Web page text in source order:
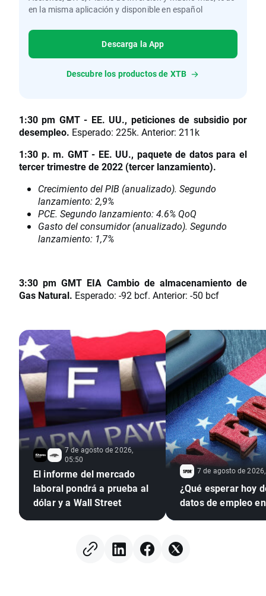
en la misma aplicación y disponible en español
Descarga la App
Descubre los productos de XTB
1:30 pm GMT - EE. UU., peticiones de subsidio por
desempleo. Esperado: 225k. Anterior: 211k
1:30 p. m. GMT - EE. UU., paquete de datos para el
tercer trimestre de 2022 (tercer lanzamiento).
Crecimiento del PIB (anualizado). Segundo
lanzamiento: 2,9%
PCE. Segundo lanzamiento: 4.6% QoQ
Gasto del consumidor (anualizado). Segundo
lanzamiento: 1,7%
3:30 pm GMT EIA Cambio de almacenamiento de
Gas Natural. Esperado: -92 bcf. Anterior: -50 bcf
7 de agosto de 2026,
05:50
El informe del mercado
laboral pondrá a prueba al
dólar y a Wall Street
7 de agosto de
¿Qué esperar hoy
datos de empleo en